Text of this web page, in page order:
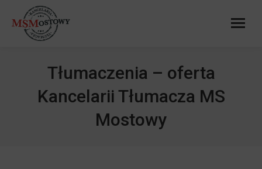
Tłumaczenia – oferta
Kancelarii Tłumacza MS
Mostowy